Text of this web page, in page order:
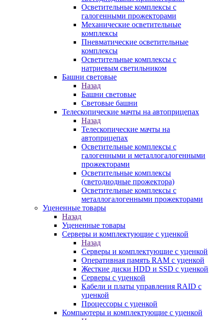
Осветительные комплексы с
галогенными прожекторами
Механические осветительные
комплексы
Пневматические осветительные
комплексы
Осветительные комплексы с
натриевым светильником
Башни световые
Назад
Башни световые
Световые башни
Телескопические мачты на автоприцепах
Назад
Телескопические мачты на
автоприцепах
Осветительные комплексы с
галогенными и металлогалогенными
прожекторами
Осветительные комплексы
(светодиодные прожектора)
Осветительные комплексы с
металлогалогенными прожекторами
Уцененные товары
Назад
Уцененные товары
Серверы и комплектующие с уценкой
Назад
Серверы и комплектующие с уценкой
Оперативная память RAM с уценкой
Жесткие диски HDD и SSD с уценкой
Серверы с уценкой
Кабели и платы управления RAID с
уценкой
Процессоры с уценкой
Компьютеры и комплектующие с уценкой